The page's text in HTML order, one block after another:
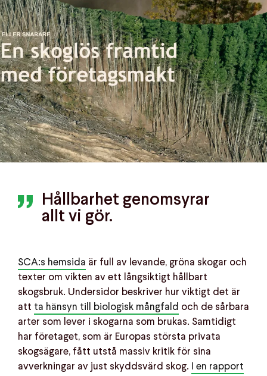
Hållbarhet genomsyrar
allt vi gör.
SCA:s hemsida är full av levande, gröna skogar och
texter om vikten av ett långsiktigt hållbart
skogsbruk. Undersidor beskriver hur viktigt det är
att ta hänsyn till biologisk mångfald och de sårbara
arter som lever i skogarna som brukas. Samtidigt
har företaget, som är Europas största privata
skogsägare, fått utstå massiv kritik för sina
avverkningar av just skyddsvärd skog.
I en rapport